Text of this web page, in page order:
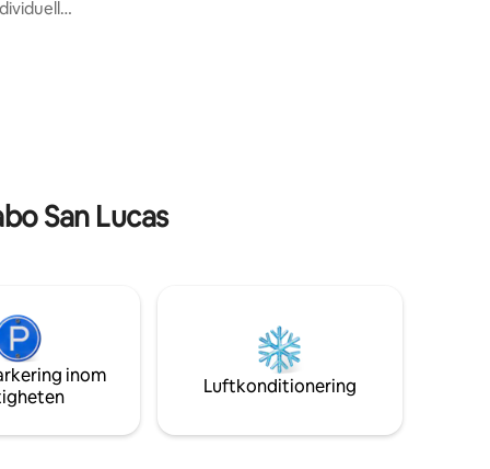
San Lucas
inom
Luftkonditionering